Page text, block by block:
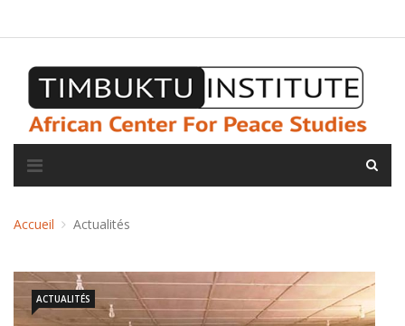
Accueil Actualités
ACTUALITÉS